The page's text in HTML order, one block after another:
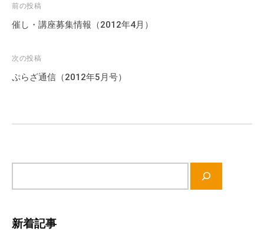
投
稿
ビ
ゲ
ョ
前の投稿
催し・講座募集情報（2012年4月）
次の投稿
ぷらざ通信（2012年5月号）
検
新着記事